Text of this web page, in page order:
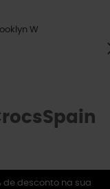
W
de desconto na sua